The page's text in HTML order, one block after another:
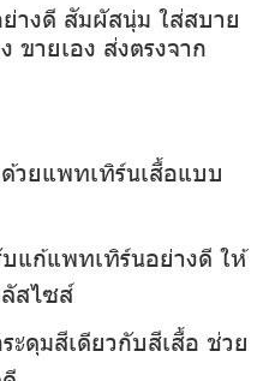
างดี สัมผัสนุ่ม ใส่สบาย
ขายเอง ส่งตรงจาก
วยแพทเทิร์นเสื้อแบบ
แก้แพทเทิร์นอย่างดี ให้
สไซส์
ะดุมสีเดียวกับสีเสื้อ ช่วย